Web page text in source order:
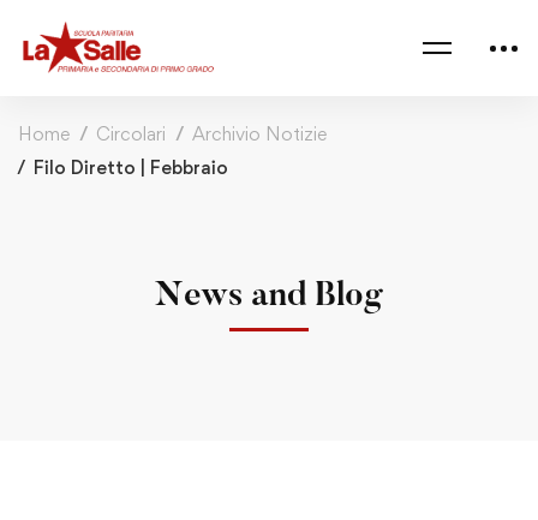
Home Circolari
Archivio Notizie
Filo Diretto | Febbraio
News and Blog